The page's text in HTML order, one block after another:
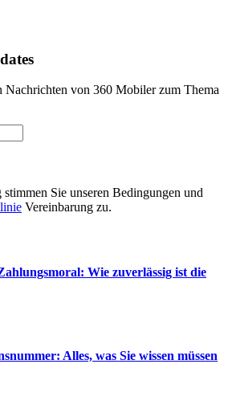
Nachrichten von 360 Mobiler zum Thema
Sie unseren Bedingungen und
Vereinbarung zu.
Wie zuverlässig ist die
Alles, was Sie wissen müssen